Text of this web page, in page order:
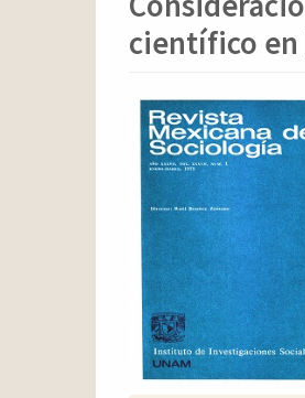
científico en
Barra
lateral
del
artículo